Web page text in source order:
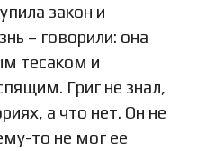
закон и
– говорили: она
тесаком и
Григ не знал,
а что нет. Он не
то не мог ее